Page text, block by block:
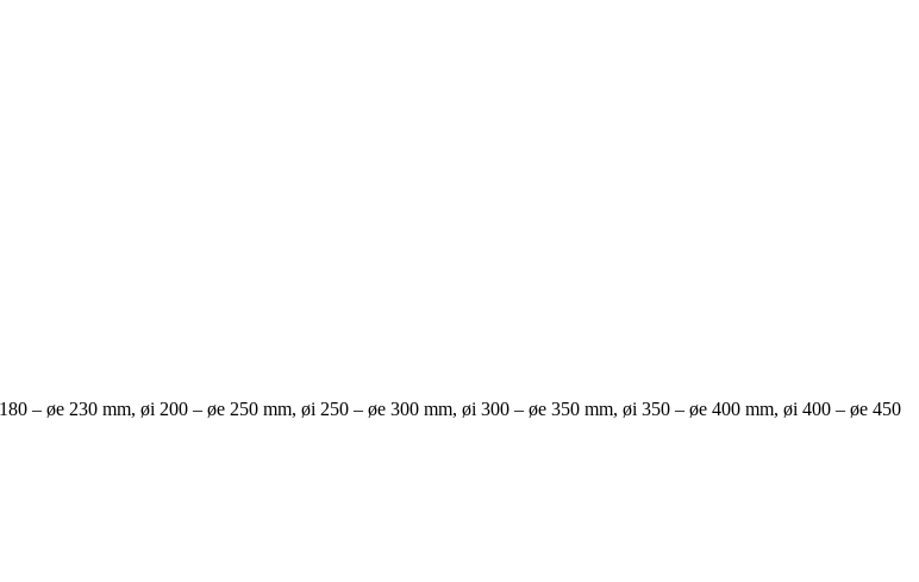
– øe 230 mm, øi 200 – øe 250 mm, øi 250 – øe 300 mm, øi 300 – øe 350 mm, øi 350 – øe 400 mm, øi 400 – øe 450